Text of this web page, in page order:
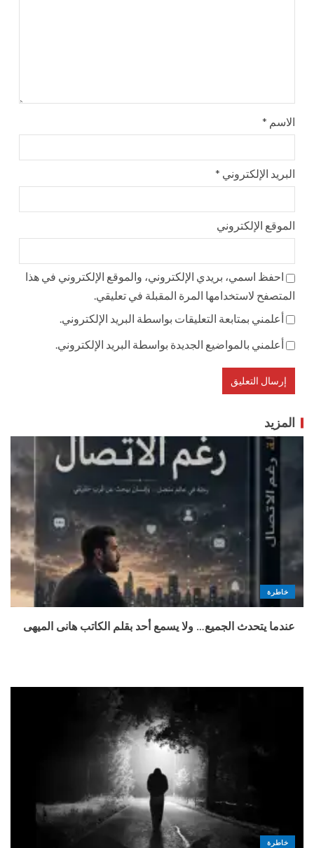
الاسم *
البريد الإلكتروني *
الموقع الإلكتروني
احفظ اسمي، بريدي الإلكتروني، والموقع الإلكتروني في هذا
المتصفح لاستخدامها المرة المقبلة في تعليقي.
أعلمني بمتابعة التعليقات بواسطة البريد الإلكتروني.
أعلمني بالمواضيع الجديدة بواسطة البريد الإلكتروني.
المزيد
خاطرة
عندما يتحدث الجميع… ولا يسمع أحد بقلم الكاتب هانى الميهى
خاطرة